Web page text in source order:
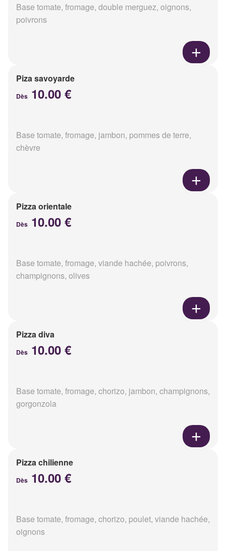
Base tomate, fromage, double merguez, oignons,
poivrons
Piza savoyarde
Dès 10.00 €
Base tomate, fromage, jambon, pommes de terre,
chèvre
Pizza orientale
Dès 10.00 €
Base tomate, fromage, viande hachée, poivrons,
champignons, olives
Pizza diva
Dès 10.00 €
Base tomate, fromage, chorizo, jambon, champignons,
gorgonzola
Pizza chilienne
Dès 10.00 €
Base tomate, fromage, chorizo, poulet, viande hachée,
oignons